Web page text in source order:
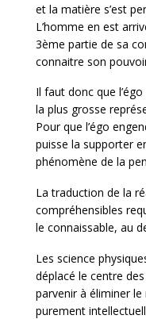
et la matière s’est
L’homme en est
3ème partie de sa
connaitre son
Il faut donc que
la plus grosse
Pour que l’égo
puisse la supporter
phénomène de la
La traduction de la
compréhensibles
le connaissable, au
Les science
déplacé le centre
parvenir à éliminer le
purement